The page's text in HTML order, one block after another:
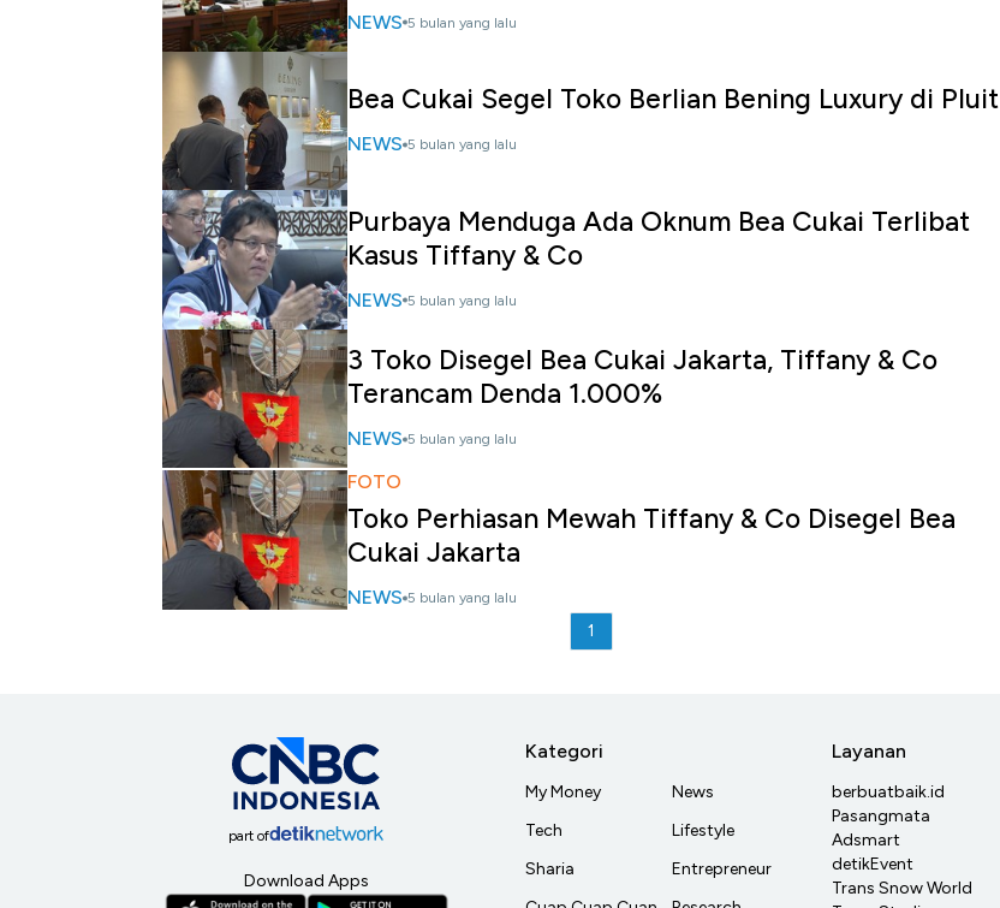
NEWS 5 bulan yang lalu
Bea Cukai Segel Toko Berlian Bening Luxury di Pluit
NEWS 5 bulan yang lalu
Purbaya Menduga Ada Oknum Bea Cukai Terlibat
Kasus Tiffany & Co
NEWS 5 bulan yang lalu
3 Toko Disegel Bea Cukai Jakarta, Tiffany & Co
Terancam Denda 1.000%
NEWS 5 bulan yang lalu
FOTO
Toko Perhiasan Mewah Tiffany & Co Disegel Bea
Cukai Jakarta
NEWS 5 bulan yang lalu
1
part of
Download Apps
Kategori
My Money
Tech
Sharia
News
Lifestyle
Entrepreneur
Layanan
berbuatbaik.id
Pasangmata
Adsmart
detikEvent
Trans Snow World